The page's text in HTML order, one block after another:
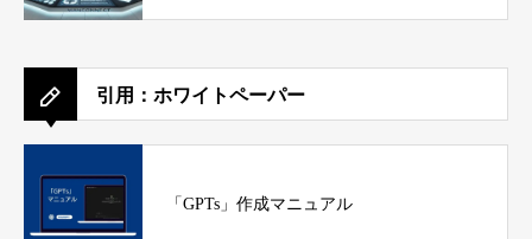
引用：ホワイトペーパー
「GPTs」作成マニュアル